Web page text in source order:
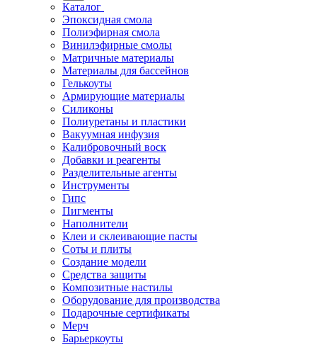
Каталог
Эпоксидная смола
Полиэфирная смола
Винилэфирные смолы
Матричные материалы
Материалы для бассейнов
Гелькоуты
Армирующие материалы
Силиконы
Полиуретаны и пластики
Вакуумная инфузия
Калибровочный воск
Добавки и реагенты
Разделительные агенты
Инструменты
Гипс
Пигменты
Наполнители
Клеи и склеивающие пасты
Соты и плиты
Создание модели
Средства защиты
Композитные настилы
Оборудование для производства
Подарочные сертификаты
Мерч
Барьеркоуты